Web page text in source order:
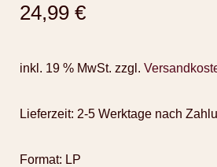
24,99 €
inkl. 19 % MwSt. zzgl.
Lieferzeit: 2-5 Werktage nach
Format: LP